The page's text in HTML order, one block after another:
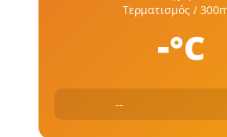
Τερματισμός /
-°C
--